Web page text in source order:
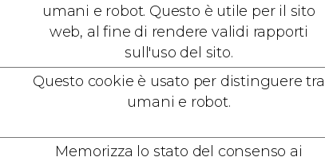
umani e robot. Questo è utile per il sito
web, al fine di rendere validi rapporti
sull'uso del sito.
Questo cookie è usato per distinguere tra
umani e robot.
Memorizza lo stato del consenso ai